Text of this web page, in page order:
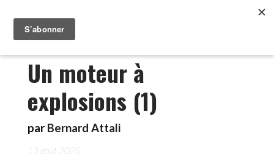
Un moteur à
explosions (1)
par Bernard Attali
13 août 2025